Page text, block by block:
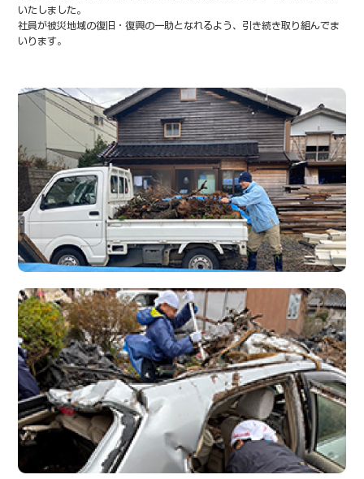
いたしました。
社員が被災地域の復旧・復興の一助となれるよう、引き続き取り組んでま
いります。